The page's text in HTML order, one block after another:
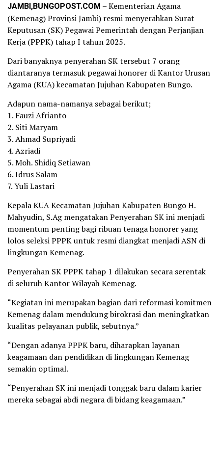
JAMBI,BUNGOPOST.COM – Kementerian Agama
(Kemenag) Provinsi Jambi) resmi menyerahkan Surat
Keputusan (SK) Pegawai Pemerintah dengan Perjanjian
Kerja (PPPK) tahap I tahun 2025.
Dari banyaknya penyerahan SK tersebut 7 orang
diantaranya termasuk pegawai honorer di Kantor Urusan
Agama (KUA) kecamatan Jujuhan Kabupaten Bungo.
Adapun nama-namanya sebagai berikut;
1. Fauzi Afrianto
2. Siti Maryam
3. Ahmad Supriyadi
4. Azriadi
5. Moh. Shidiq Setiawan
6. Idrus Salam
7. Yuli Lastari
Kepala KUA Kecamatan Jujuhan Kabupaten Bungo H.
Mahyudin, S.Ag mengatakan Penyerahan SK ini menjadi
momentum penting bagi ribuan tenaga honorer yang
lolos seleksi PPPK untuk resmi diangkat menjadi ASN di
lingkungan Kemenag.
Penyerahan SK PPPK tahap 1 dilakukan secara serentak
di seluruh Kantor Wilayah Kemenag.
“Kegiatan ini merupakan bagian dari reformasi komitmen
Kemenag dalam mendukung birokrasi dan meningkatkan
kualitas pelayanan publik, sebutnya.”
“Dengan adanya PPPK baru, diharapkan layanan
keagamaan dan pendidikan di lingkungan Kemenag
semakin optimal.
“Penyerahan SK ini menjadi tonggak baru dalam karier
mereka sebagai abdi negara di bidang keagamaan.”